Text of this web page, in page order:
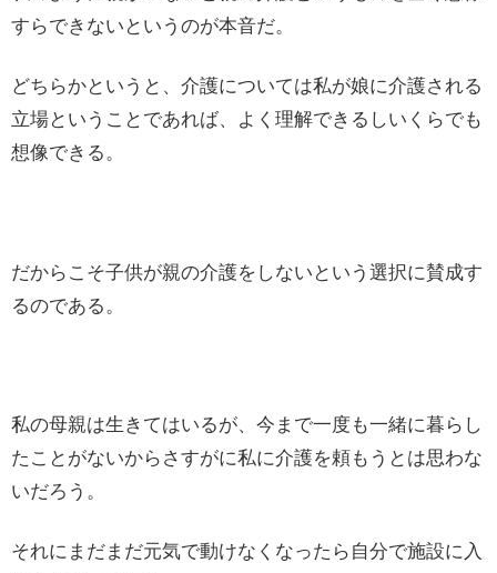
すらできないというのが本音だ。
どちらかというと、介護については私が娘に介護される
立場ということであれば、よく理解できるしいくらでも
想像できる。
だからこそ子供が親の介護をしないという選択に賛成す
るのである。
私の母親は生きてはいるが、今まで一度も一緒に暮らし
たことがないからさすがに私に介護を頼もうとは思わな
いだろう。
それにまだまだ元気で動けなくなったら自分で施設に入